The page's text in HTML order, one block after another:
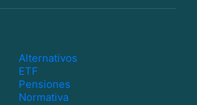
Alternativos
ETF
Pensiones
Normativa